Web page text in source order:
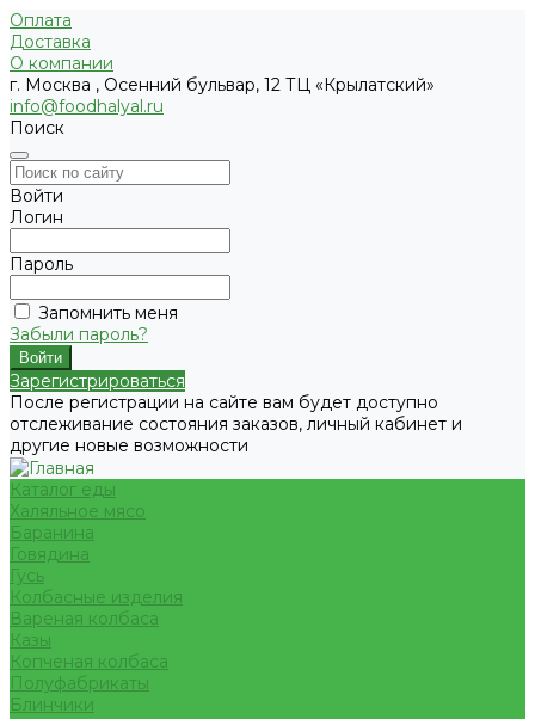
Оплата
Доставка
О компании
г. Москва , Осенний бульвар, 12 ТЦ «Крылатский»
info@foodhalyal.ru
Поиск
Войти
Логин
Пароль
Запомнить меня
Забыли пароль?
Зарегистрироваться
После регистрации на сайте вам будет доступно
отслеживание состояния заказов, личный кабинет и
другие новые возможности
Каталог еды
Халяльное мясо
Баранина
Говядина
Гусь
Колбасные изделия
Вареная колбаса
Казы
Копченая колбаса
Полуфабрикаты
Блинчики